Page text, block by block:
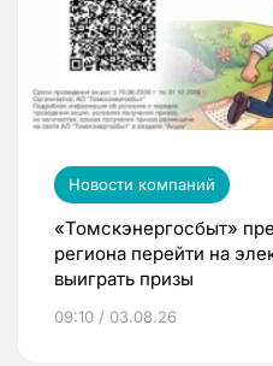
Новости компаний
«Томскэнергосбыт»
региона перейти на
выиграть призы
09:10 / 03.08.26